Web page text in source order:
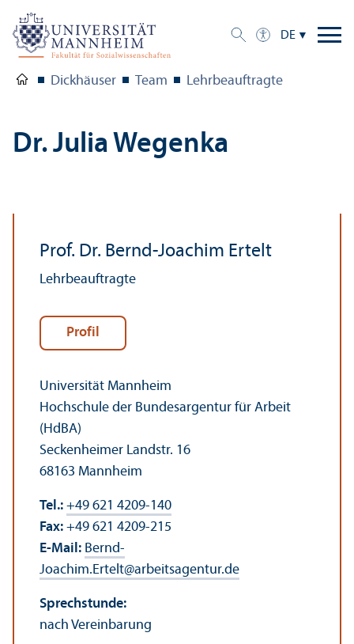
DE
Dickhäuser Team Lehr­beauftragte
Dr. Julia Wegenka
Prof. Dr. Bernd-Joachim Ertelt
Lehr­beauftragte
Profil
Universität Mannheim
Hochschule der Bundes­argentur für Arbeit
(HdBA)
Seckenheimer Landstr. 16
68163 Mannheim
Tel.: +49 621 4209-140
Fax: +49 621 4209-215
E-Mail: Bernd-
Joachim.Ertelt@arbeitsagentur.de
Sprechstunde:
nach Vereinbarung